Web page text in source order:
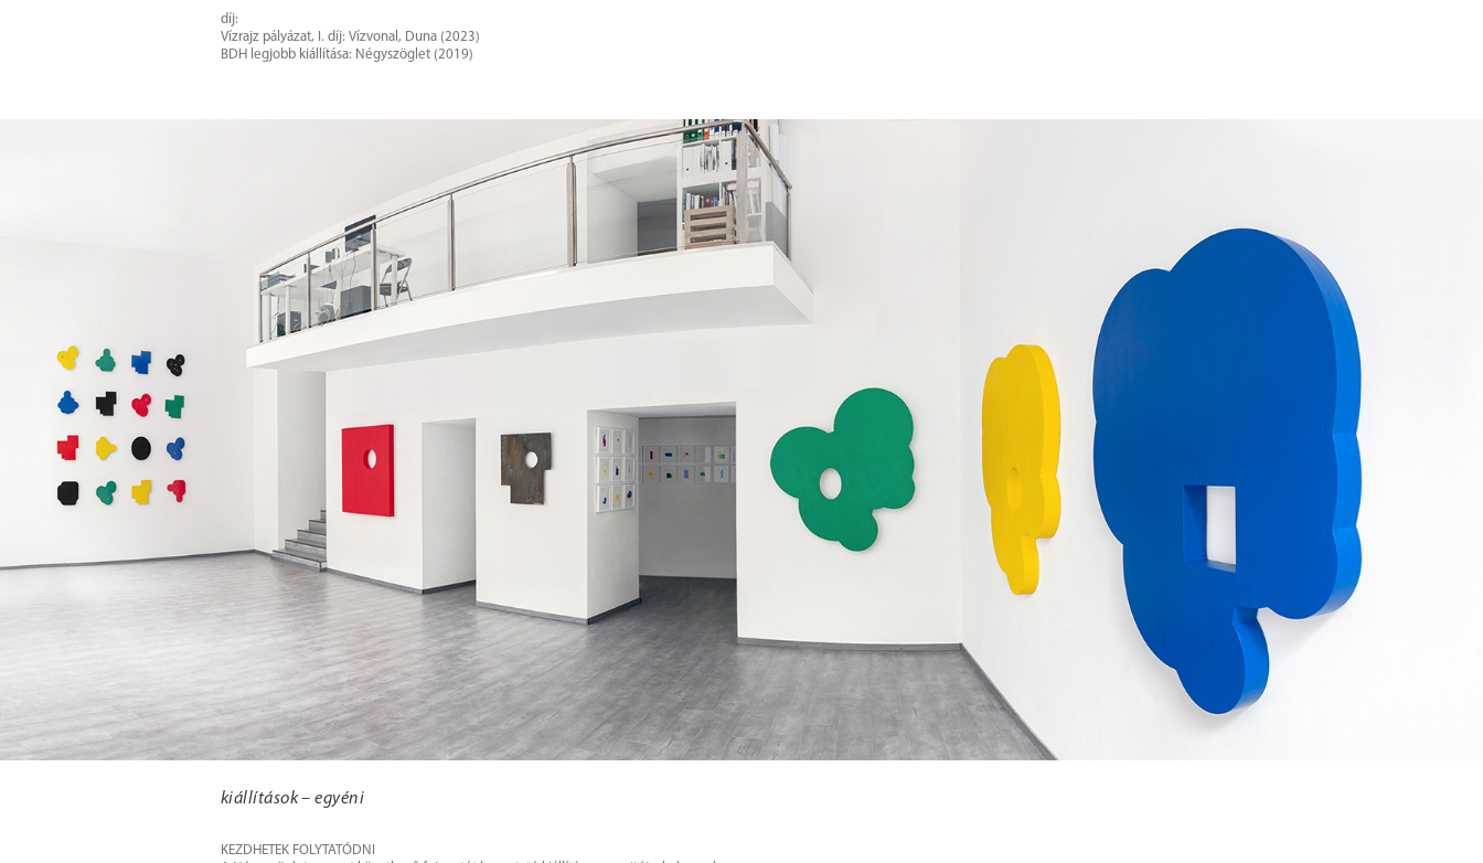
díj:
Vízrajz pályázat, I. díj: Vízvonal, Duna (2023)
BDH legjobb kiállítása: Négyszöglet (2019)
kiállítások – egyéni
KEZDHETEK FOLYTATÓDNI